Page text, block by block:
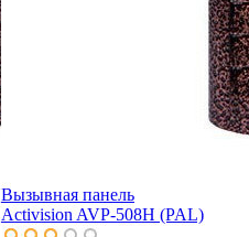
Вызывная панель
Activision AVP-508H (PAL)